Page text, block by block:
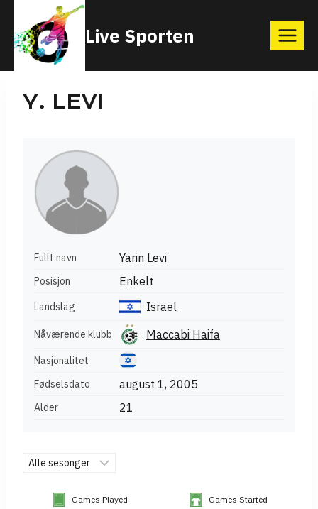
content
Live Sporten
Y. LEVI
Fullt navn Yarin Levi
Posisjon Enkelt
Landslag Israel
Nåværende klubb Maccabi Haifa
Nasjonalitet
Fødselsdato
august 1, 2005
Alder 21
Games Played Games Started